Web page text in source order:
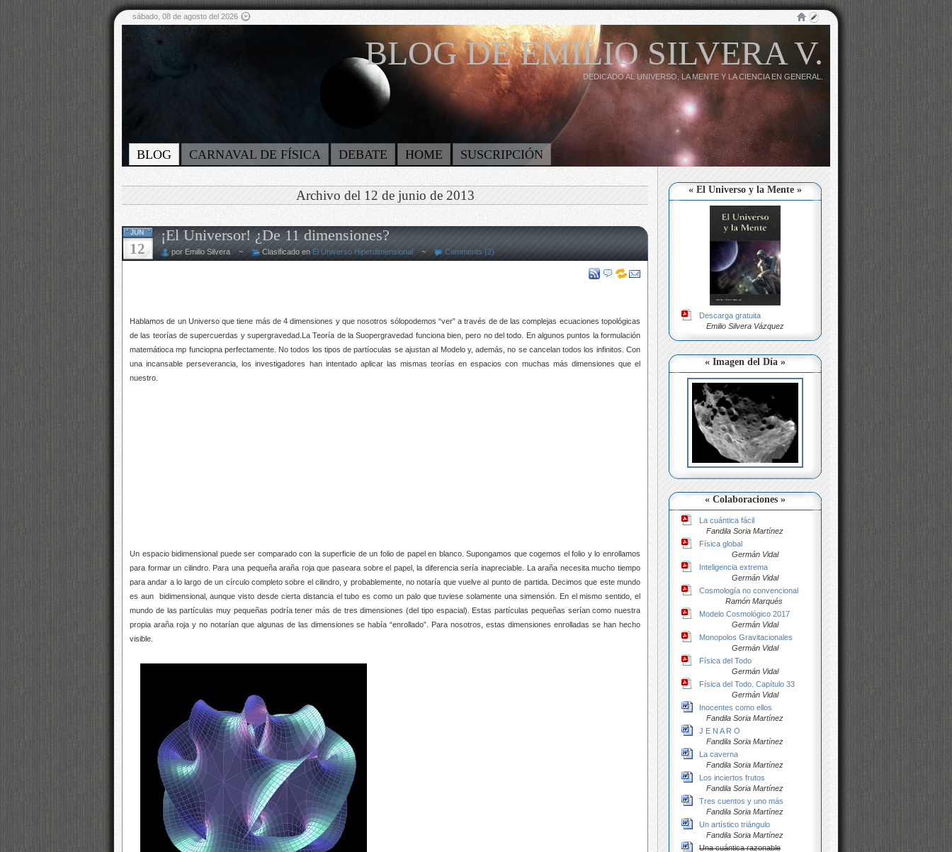
sábado, 08 de agosto del 2026
BLOG DE EMILIO SILVERA V.
DEDICADO AL UNIVERSO, LA MENTE Y LA CIENCIA EN GENERAL.
BLOG CARNAVAL DE FÍSICA DEBATE HOME SUSCRIPCIÓN
« El Universo y la Mente »
Descarga gratuita
Emilio Silvera Vázquez
« Imagen del Día »
« Colaboraciones »
La cuántica fácil
Fandila Soria Martínez
Física global
Germán Vidal
Inteligencia extrema
Germán Vidal
Cosmología no convencional
Ramón Marqués
Modelo Cosmológico 2017
Germán Vidal
Monopolos Gravitacionales
Germán Vidal
Física del Todo
Germán Vidal
Física del Todo. Capítulo 33
Germán Vidal
Inocentes como ellos
Fandila Soria Martínez
J E N A R O
Fandila Soria Martínez
La caverna
Fandila Soria Martínez
Los inciertos frutos
Fandila Soria Martínez
Tres cuentos y uno más
Fandila Soria Martínez
Un artístico triángulo
Fandila Soria Martínez
Una cuántica razonable
Archivo del 12 de junio de 2013
JUN
12
¡El Universor! ¿De 11 dimensiones?
por Emilio Silvera ~ Clasificado en El Universo Hiperdimensional~ Comments (2)
Hablamos de un Universo que tiene más de 4 dimensiones y que nosotros sólopodemos “ver” a través de de las complejas ecuaciones topológicas
de las teorías de supercuerdas y supergravedad.La Teoría de la Suopergravedad funciona bien, pero no del todo. En algunos puntos la formulación
matemátioca mp funciopna perfectamente. No todos los tipos de partíoculas se ajustan al Modelo y, además, no se cancelan todos los infinitos. Con
una incansable perseverancia, los investigadores han intentado aplicar las mismas teorías en espacios con muchas más dimensiones que el
nuestro.
Un espacio bidimensional puede ser comparado con la superficie de un folio de papel en blanco. Supongamos que cogemos el folio y lo enrollamos
para formar un cilindro. Para una pequeña araña roja que paseara sobre el papel, la diferencia sería inapreciable. La araña necesita mucho tiempo
para andar a lo largo de un círculo completo sobre el cilindro, y probablemente, no notaría que vuelve al punto de partida. Decimos que este mundo
es aun bidimensional, aunque visto desde cierta distancia el tubo es como un palo que tuviese solamente una simensión. En el mismo sentido, el
mundo de las partículas muy pequeñas podría tener más de tres dimensiones (del tipo espacial). Estas partículas pequeñas serían como nuestra
propia araña roja y no notarían que algunas de las dimensiones se había “enrollado”. Para nosotros, estas dimensiones enrolladas se han hecho
visible.